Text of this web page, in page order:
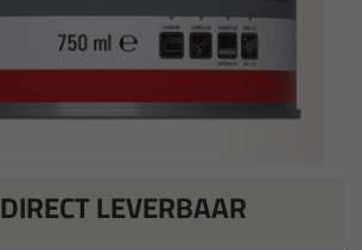
DIRECT LEVERBAAR